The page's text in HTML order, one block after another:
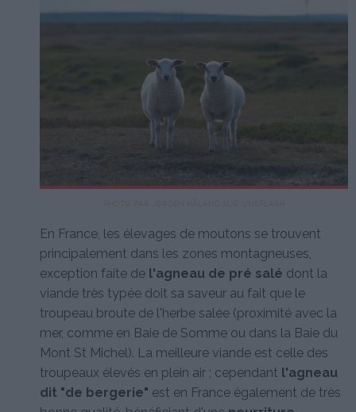
En France, les élevages de moutons se trouvent
principalement dans les zones montagneuses,
exception faite de l'agneau de pré salé dont la
viande très typée doit sa saveur au fait que le
troupeau broute de l'herbe salée (proximité avec la
mer, comme en Baie de Somme ou dans la Baie du
Mont St Michel). La meilleure viande est celle des
troupeaux élevés en plein air ; cependant l'agneau
dit "de bergerie" est en France également de très